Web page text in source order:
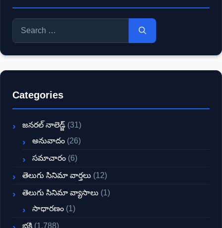
Search
for:
Categories
జనరల్ నాలెడ్జ్ (31)
అనువాదం (26)
సమాచారం (6)
తెలుగు సినిమా వార్తలు (12)
తెలుగు సినిమా వ్యాసాలు (1)
సాధారణం (1)
భక్తి (1,788)